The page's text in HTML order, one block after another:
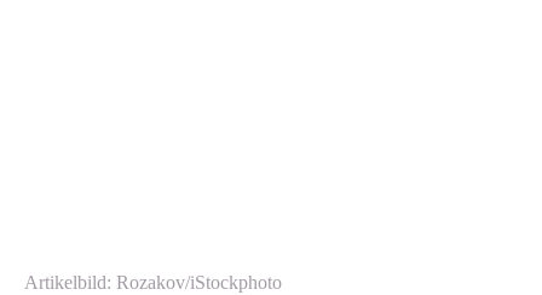
Artikelbild: Rozakov/iStockphoto